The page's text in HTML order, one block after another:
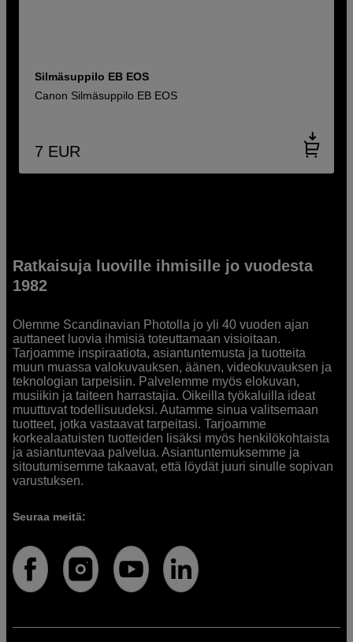
Silmäsuppilo EB EOS
Canon Silmäsuppilo EB EOS
7 EUR
Ratkaisuja luoville ihmisille jo vuodesta
1982
Olemme Scandinavian Photolla jo yli 40 vuoden ajan
auttaneet luovia ihmisiä toteuttamaan visioitaan.
Tarjoamme inspiraatiota, asiantuntemusta ja tuotteita
muun muassa valokuvauksen, äänen, videokuvauksen ja
teknologian tarpeisiin. Palvelemme myös elokuvan,
musiikin ja taiteen harrastajia. Oikeilla työkaluilla ideat
muuttuvat todellisuudeksi. Autamme sinua valitsemaan
tuotteet, jotka vastaavat tarpeitasi. Tarjoamme
korkealaatuisten tuotteiden lisäksi myös henkilökohtaista
ja asiantuntevaa palvelua. Asiantuntemuksemme ja
sitoutumisemme takaavat, että löydät juuri sinulle sopivan
varustuksen.
Seuraa meitä: